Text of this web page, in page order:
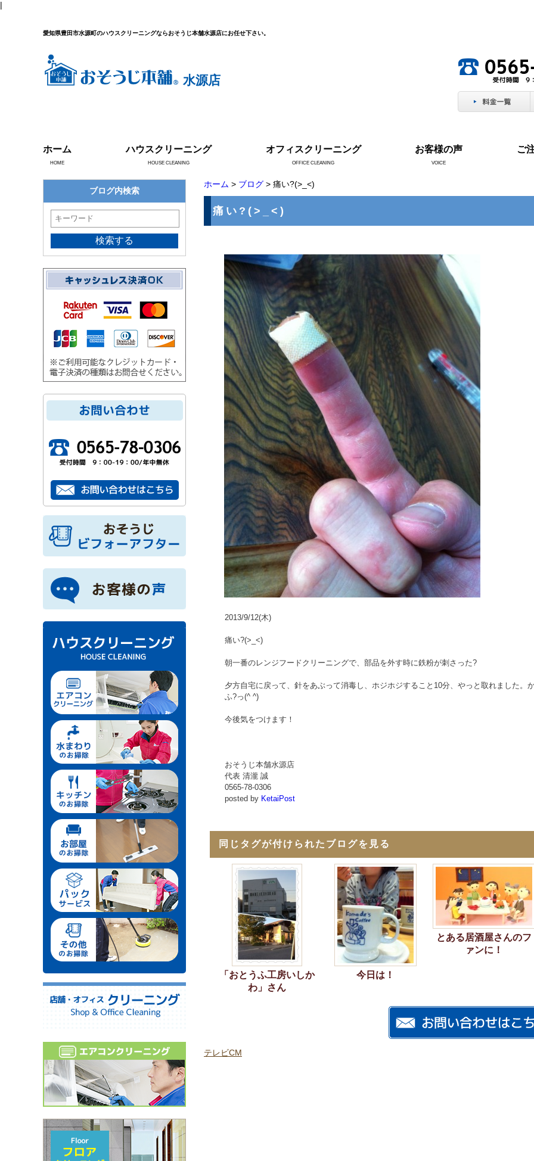
|
愛知県豊田市水源町のハウスクリーニングならおそうじ本舗水源店にお任せ下さい。
水源店
ホーム
HOME
ハウスクリーニング
HOUSE CLEANING
オフィスクリーニング
OFFICE CLEANING
お客様の声
VOICE
ご
ホーム > ブログ > 痛い?(>_<)
痛い?(>_<)
2013/9/12(木)
痛い?(>_<)
朝一番のレンジフードクリーニングで、部品を外す時に鉄粉が刺さった?
夕方自宅に戻って、針をあぶって消毒し、ホジホジすること10分、やっと取れました。
ふ?っ(^ ^)
今後気をつけます！
おそうじ本舗水源店
代表 清瀧 誠
0565-78-0306
posted by KetaiPost
同じタグが付けられたブログを見る
「おとうふ工房いしか
わ」さん
今日は！
とある居酒屋さんのフ
ァンに！
テレビCM
ブログ内検索